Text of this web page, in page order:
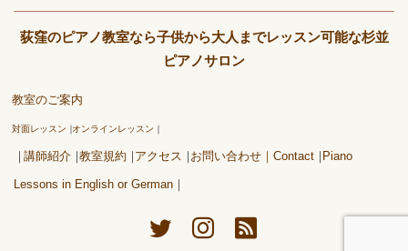
荻窪のピアノ教室なら子供から大人までレッスン可能な杉並
ピアノサロン
教室のご案内
対面レッスン オンラインレッスン
講師紹介 教室規約 アクセス お問い合わせ｜Contact Piano
Lessons in English or German